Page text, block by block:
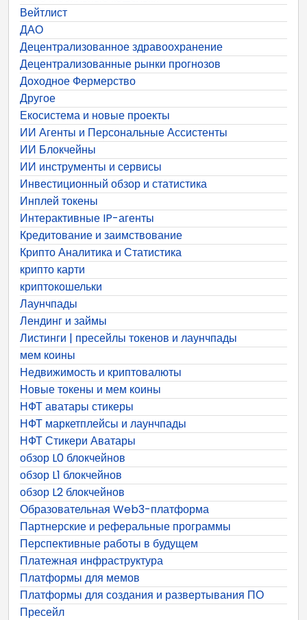
Вейтлист
ДАО
Децентрализованное здравоохранение
Децентрализованные рынки прогнозов
Доходное Фермерство
Другое
Екосистема и новые проекты
ИИ Агенты и Персональные Ассистенты
ИИ Блокчейны
ИИ инструменты и сервисы
Инвестиционный обзор и статистика
Инплей токены
Интерактивные IP-агенты
Кредитование и заимствование
Крипто Аналитика и Статистика
крипто карти
криптокошельки
Лаунчпады
Лендинг и займы
Листинги | пресейлы токенов и лаунчпады
мем коины
Недвижимость и криптовалюты
Новые токены и мем коины
НФТ аватары стикеры
НФТ маркетплейсы и лаунчпады
НФТ Стикери Аватары
обзор L0 блокчейнов
обзор L1 блокчейнов
обзор L2 блокчейнов
Образовательная Web3-платформа
Партнерские и реферальные программы
Перспективные работы в будущем
Платежная инфраструктура
Платформы для мемов
Платформы для создания и развертывания ПО
Пресейл